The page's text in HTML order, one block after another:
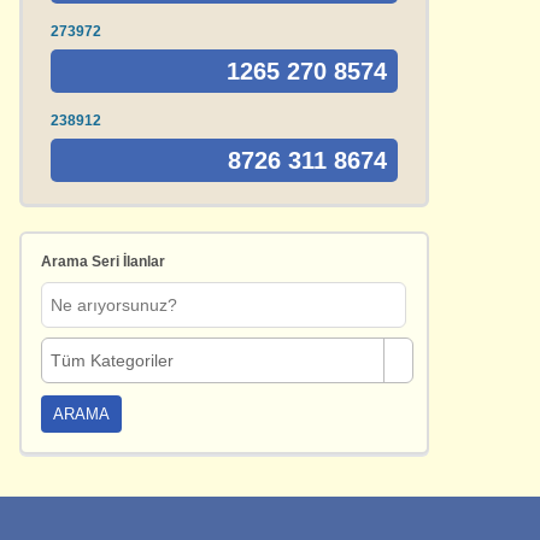
273972
1265 270 8574
238912
8726 311 8674
Arama Seri İlanlar
Tüm Kategoriler